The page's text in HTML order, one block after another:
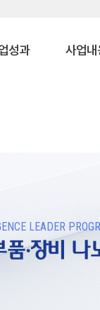
성과 사업내
LEADER
품·장비